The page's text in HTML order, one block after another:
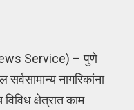
Service) – पुणे
नागरिकांना
क्षेत्रात काम